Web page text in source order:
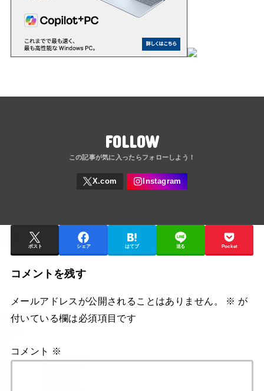
FOLLOW
ポスト シェア はてブ 送る Pocket
コメントを残す
メールアドレスが公開されることはありません。 ※ が
付いている欄は必須項目です
コメント ※